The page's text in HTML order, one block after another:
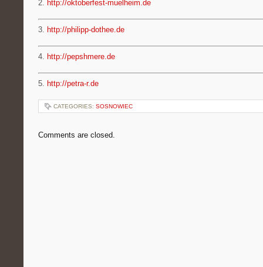
2. http://oktoberfest-muelheim.de
3. http://philipp-dothee.de
4. http://pepshmere.de
5. http://petra-r.de
CATEGORIES: SOSNOWIEC
Comments are closed.